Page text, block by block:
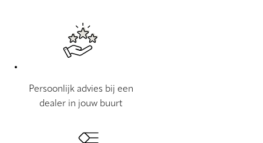
Persoonlijk advies bij een
dealer in jouw buurt